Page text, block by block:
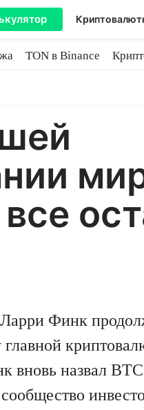
TON в Binance
Ларри Финк
вновь назвал